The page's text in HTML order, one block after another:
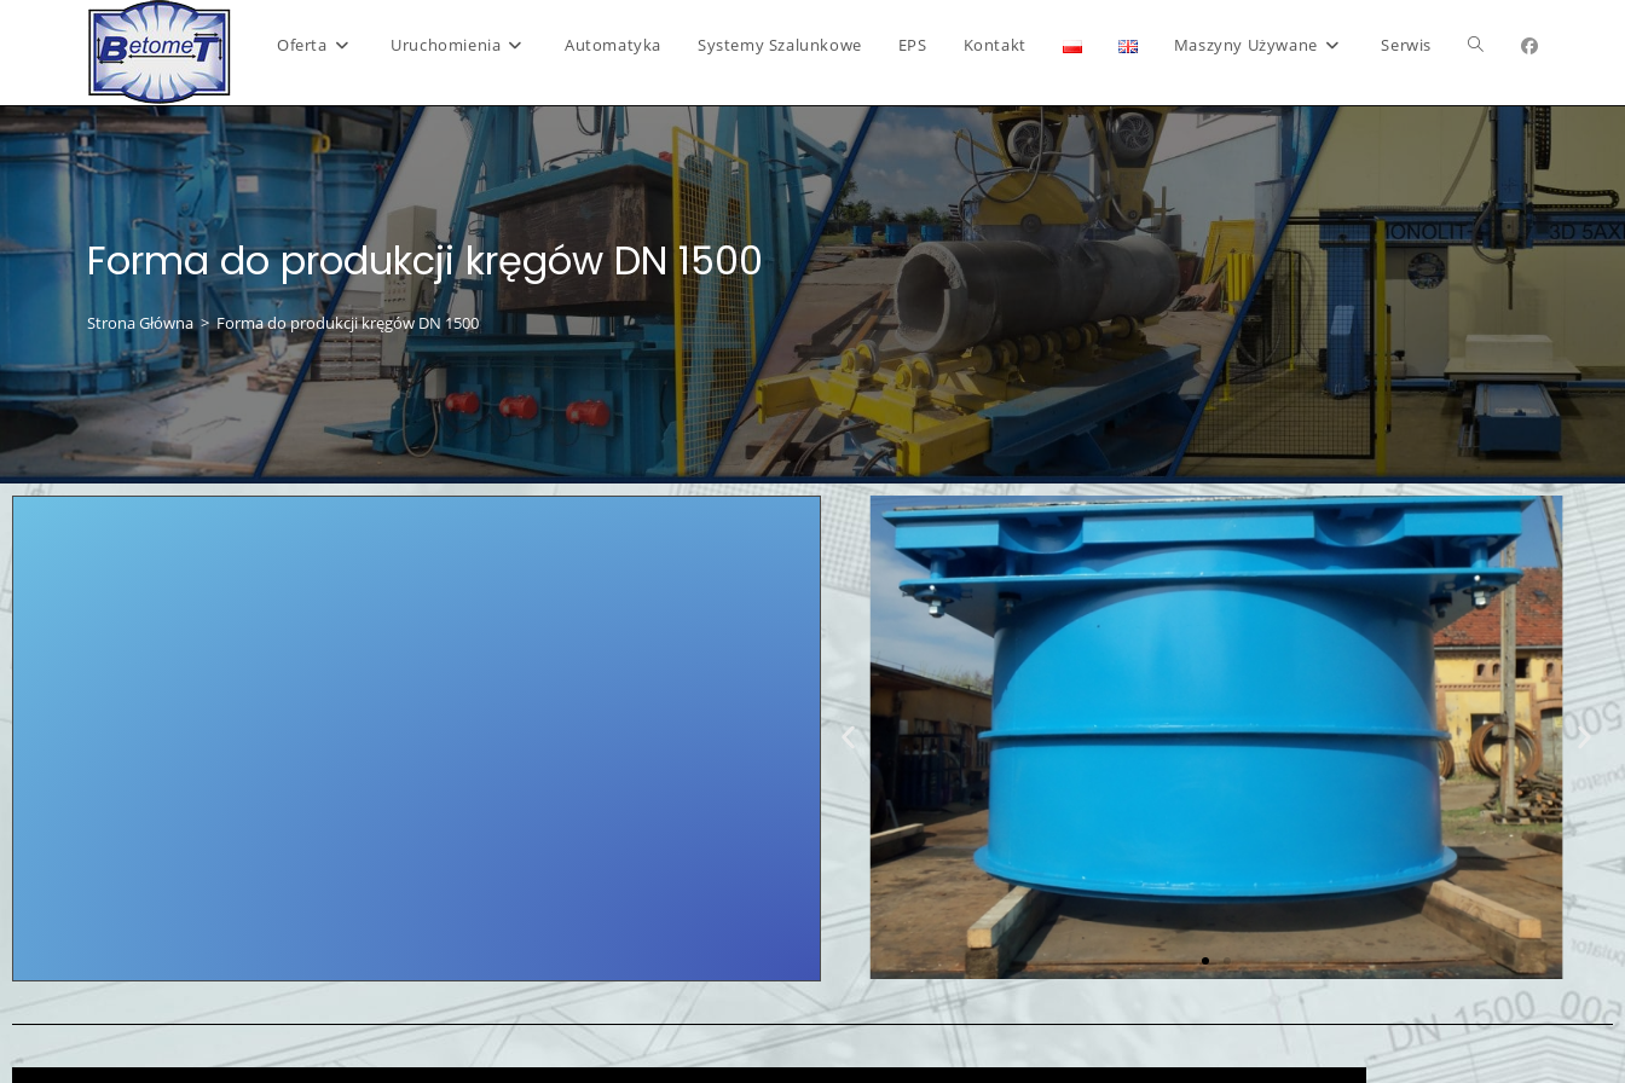
Oferta Uruchomienia Automatyka Systemy Szalunkowe EPS Kontakt Maszyny Używane Serwis
Forma do produkcji kręgów DN 1500
Strona Główna > Forma do produkcji kręgów DN 1500
Forma do produkcji kręgów DN